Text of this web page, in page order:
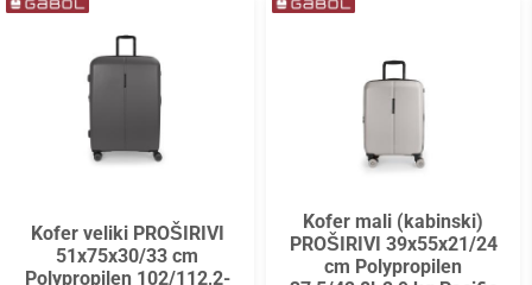
Kofer veliki PROŠIRIVI
51x75x30/33 cm
Polypropilen 102/112,2-
Kofer mali (kabinski)
PROŠIRIVI 39x55x21/24
cm Polypropilen